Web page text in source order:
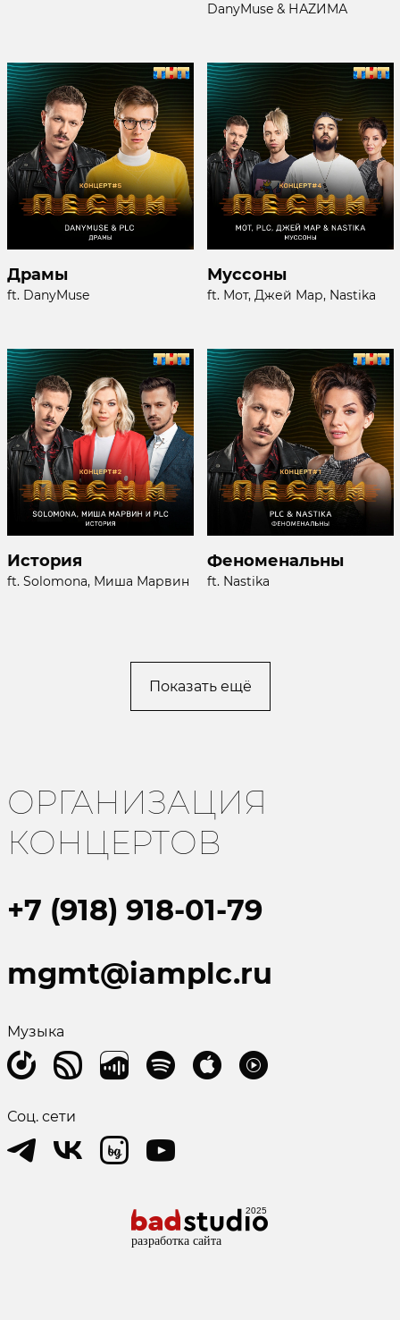
DanyMuse & НАZИМА
Драмы
ft. DanyMuse
Муссоны
ft. Мот, Джей Мар, Nastika
История
ft. Solomona, Миша Марвин
Феноменальны
ft. Nastika
Показать ещё
ОРГАНИЗАЦИЯ
КОНЦЕРТОВ
+7 (918) 918-01-79
mgmt@iamplc.ru
Музыка
Соц. сети
разработка сайта
2025